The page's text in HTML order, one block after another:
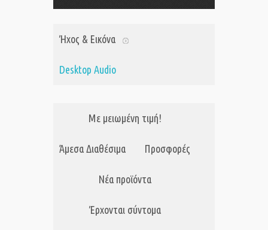
Ήχος & Εικόνα
Desktop Audio
Με μειωμένη τιμή!
Άμεσα Διαθέσιμα Προσφορές
Νέα προϊόντα
Έρχονται σύντομα